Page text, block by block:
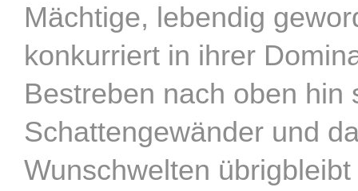
Mächtige, lebendig
konkurriert in ihrer
Bestreben nach oben
Schattengewänder und
Wunschwelten